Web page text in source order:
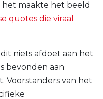
maakte het beeld
quotes die viraal
niets afdoet aan het
bevonden aan
Voorstanders van het